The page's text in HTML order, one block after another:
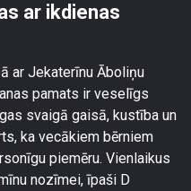
ar ikdienas
ar Jekaterīnu Āboliņu
pamats ir veselīgs
svaigā gaisā, kustība un
ka vecākiem bērniem
piemēru. Vienlaikus
nozīmei, īpaši D